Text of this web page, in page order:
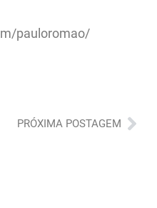
pauloromao/
PRÓXIMA POSTAGEM